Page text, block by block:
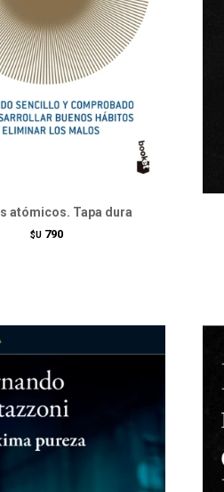
atómicos. Tapa dura
$U 790